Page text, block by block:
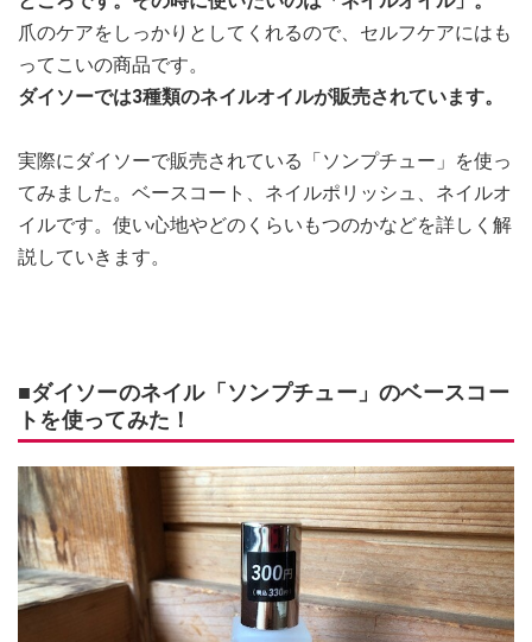
爪のケアをしっかりとしてくれるので、セルフケアにはも
ってこいの商品です。
ダイソーでは3種類のネイルオイルが販売されています。
実際にダイソーで販売されている「ソンプチュー」を使っ
てみました。ベースコート、ネイルポリッシュ、ネイルオ
イルです。使い心地やどのくらいもつのかなどを詳しく解
説していきます。
■ダイソーのネイル「ソンプチュー」のベースコー
トを使ってみた！